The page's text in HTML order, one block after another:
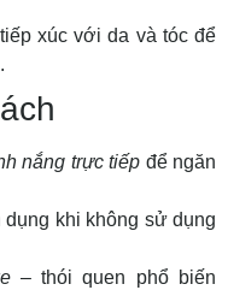
xúc với da và tóc để
nắng trực tiếp để ngăn
khi không sử dụng
– thói quen phổ biến